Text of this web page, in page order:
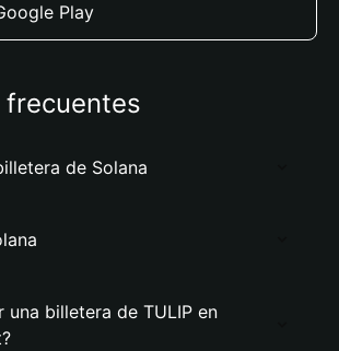
Play
frecuentes
de Solana
una billetera de TULIP en